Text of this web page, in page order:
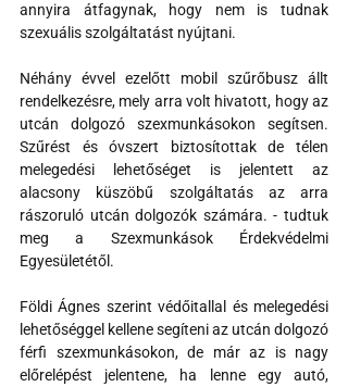
annyira átfagynak, hogy nem is tudnak
szexuális szolgáltatást nyújtani.
Néhány évvel ezelőtt mobil szűrőbusz állt
rendelkezésre, mely arra volt hivatott, hogy az
utcán dolgozó szexmunkásokon segítsen.
Szűrést és óvszert biztosítottak de télen
melegedési lehetőséget is jelentett az
alacsony küszöbű szolgáltatás az arra
rászoruló utcán dolgozók számára. - tudtuk
meg a Szexmunkások Érdekvédelmi
Egyesületétől.
Földi Ágnes szerint védőitallal és melegedési
lehetőséggel kellene segíteni az utcán dolgozó
férfi szexmunkásokon, de már az is nagy
előrelépést jelentene, ha lenne egy autó,